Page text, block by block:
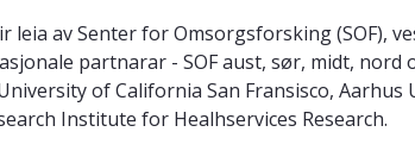
av Senter for Omsorgsforsking (SOF),
partnarar - SOF aust, sør, midt, nord
of California San Fransisco,
Institute for Healhservices Research.